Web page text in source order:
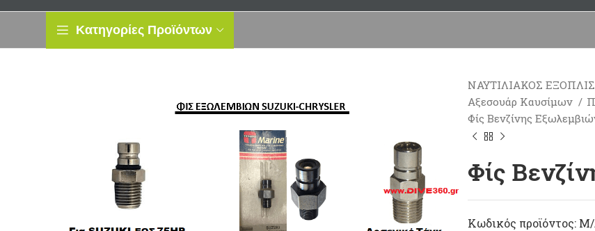
Κατηγορίες Προϊόντων
ΝΑΥΤΙΛΙΑΚΟΣ
Αξεσουάρ Καυσίμων
Φίς Βενζίνης
Φίς
Κωδικός προϊόντος: